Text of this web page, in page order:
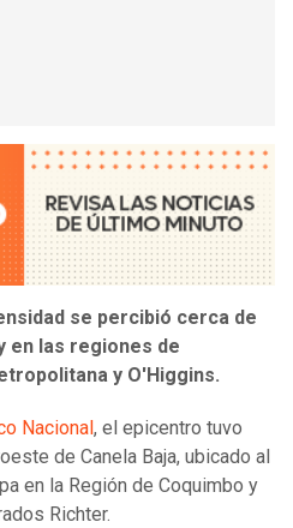
se percibió cerca de
en las regiones de
y O'Higgins.
Nacional , el epicentro tuvo
de Canela Baja, ubicado al
en la Región de Coquimbo y
Richter.